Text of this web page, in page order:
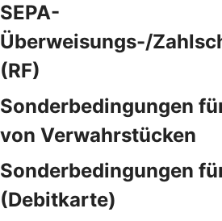
SEPA-
Überweisungs-/
(RF)
Sonderbedingungen
von Verwahrstücken
Sonderbedingungen
(Debitkarte)